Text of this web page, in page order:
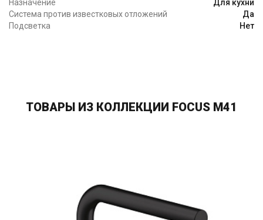
Назначение
Для кухни
Система против известковых отложений
Да
Подсветка
Нет
ТОВАРЫ ИЗ КОЛЛЕКЦИИ FOCUS M41